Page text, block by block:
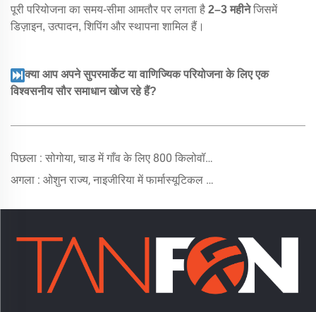
पूरी परियोजना का समय-सीमा आमतौर पर लगता है 2–3 महीनेजिसमें
डिज़ाइन, उत्पादन, शिपिंग और स्थापना शामिल हैं।
क्या आप अपने सुपरमार्केट या वाणिज्यिक परियोजना के लिए एक
विश्वसनीय सौर समाधान खोज रहे हैं?
पिछला : सोगोया, चाड में गाँव के लिए 800 किलोवॉट-घंटा हाइब्रिड सौर ऊर्जा प्रणाली
अगला : ओशुन राज्य, नाइजीरिया में फार्मास्यूटिकल कारखाने के लिए 240 किलोवाट हाइब्रिड सोलर सिस्टम